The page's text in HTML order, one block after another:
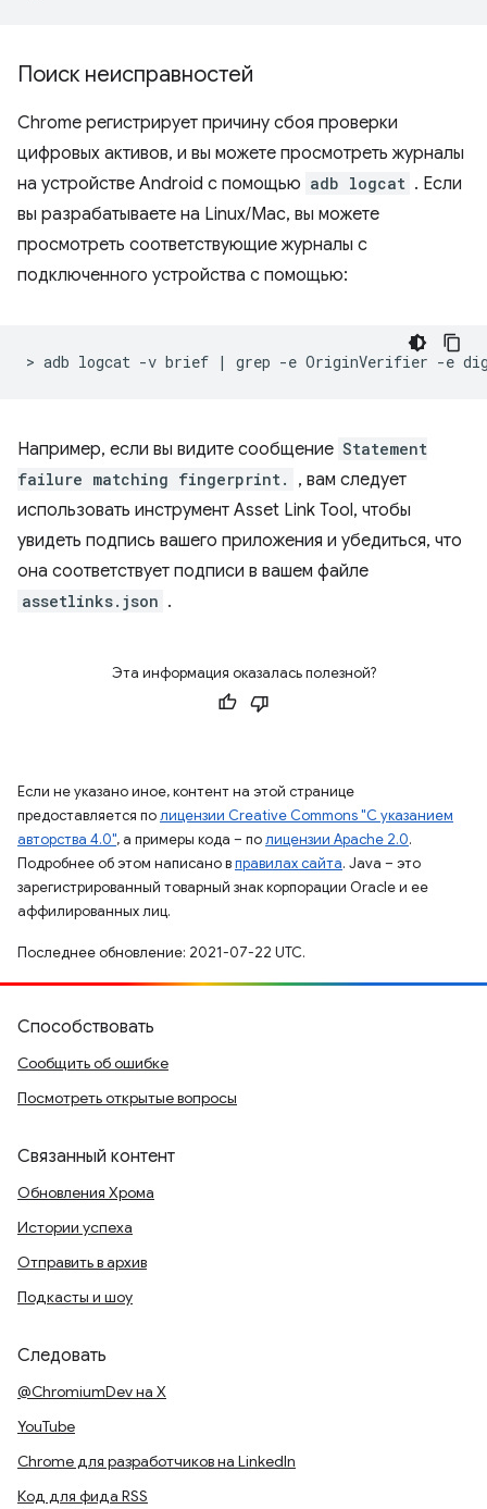
Поиск неисправностей
Chrome регистрирует причину сбоя проверки
цифровых активов, и вы можете просмотреть журналы
на устройстве Android с помощью adb logcat . Если
вы разрабатываете на Linux/Mac, вы можете
просмотреть соответствующие журналы с
подключенного устройства с помощью:
> adb logcat -v brief | grep -e OriginVerifier -e
Например, если вы видите сообщение Statement
failure matching fingerprint.
, вам следует
использовать инструмент Asset Link Tool, чтобы
увидеть подпись вашего приложения и убедиться, что
она соответствует подписи в вашем файле
assetlinks.json .
Эта информация оказалась полезной?
Если не указано иное, контент на этой странице
предоставляется полицензии Creative Commons "С указанием
авторства 4.0", а примеры кода – полицензии Apache 2.0.
Подробнее об этом написано вправилах сайта. Java – это
зарегистрированный товарный знак корпорации Oracle и ее
аффилированных лиц.
Последнее обновление: 2021-07-22 UTC.
Способствовать
Сообщить об ошибке
Посмотреть открытые вопросы
Связанный контент
Обновления Хрома
Истории успеха
Отправить в архив
Подкасты и шоу
Следовать
@ChromiumDev на X
YouTube
Chrome для разработчиков на LinkedIn
Код для фида RSS